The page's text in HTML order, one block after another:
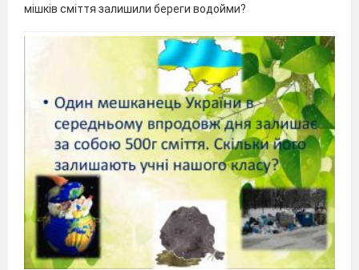
мішків сміття залишили береги водойми?